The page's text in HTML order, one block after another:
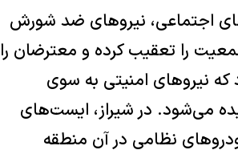
اجتماعی، نیروهای ضد شورش
را تعقیب کرده و معترضان را
نیروهای امنیتی به سوی
می‌شود. در شیراز، ایست‌های
نظامی در آن منطقه